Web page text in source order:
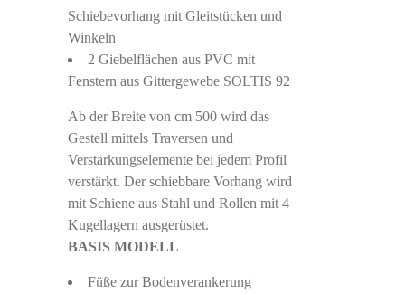
Schiebevorhang mit Gleitstücken und
Winkeln
2 Giebelflächen aus PVC mit
Fenstern aus Gittergewebe SOLTIS 92
Ab der Breite von cm 500 wird das
Gestell mittels Traversen und
Verstärkungselemente bei jedem Profil
verstärkt. Der schiebbare Vorhang wird
mit Schiene aus Stahl und Rollen mit 4
Kugellagern ausgerüstet.
BASIS MODELL
Füße zur Bodenverankerung